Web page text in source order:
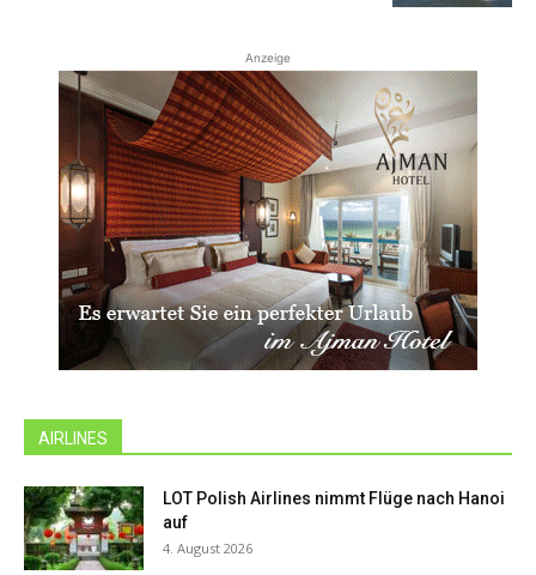
Anzeige
AIRLINES
LOT Polish Airlines nimmt Flüge nach Hanoi
auf
4. August 2026